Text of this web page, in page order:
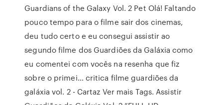
Guardians of the Galaxy Vol. 2 Pet Olá! Faltando
pouco tempo para o filme sair dos cinemas,
deu tudo certo e eu consegui assistir ao
segundo filme dos Guardiões da Galáxia como
eu comentei com vocês na resenha que fiz
sobre o primei… critica filme guardiões da
galáxia vol. 2 - Cartaz Ver mais Tags. Assistir